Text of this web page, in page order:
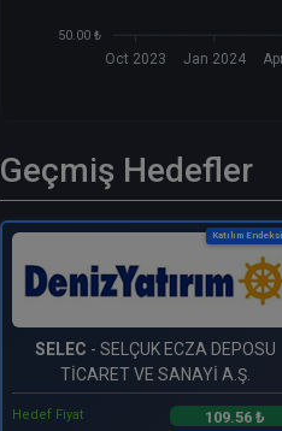
50.00 ₺
Oct 2023 Jan 2024
Geçmiş Hedefler
Katılım
SELEC - SELÇUK ECZA DEPOSU
TİCARET VE SANAYİ A.Ş.
Hedef Fiyat 109.56 ₺